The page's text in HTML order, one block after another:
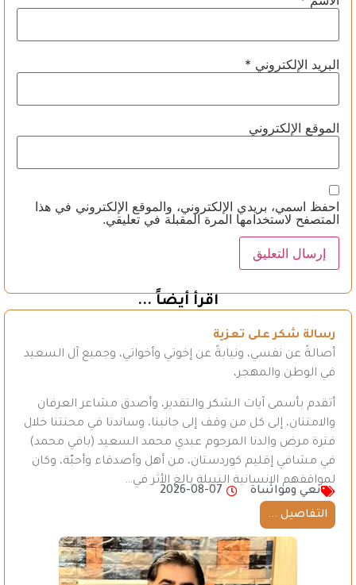
البريد الإلكتروني *
الموقع الإلكتروني
احفظ اسمي، بريدي الإلكتروني، والموقع الإلكتروني في هذا
المتصفح لاستخدامها المرة المقبلة في تعليقي.
اقرأ أيضاً ...
رسالة شكر على تعزية
أصالةً عن نفسي، ونيابةً عن إخوتي وأخواتي، وجميع آل السعيد
في الوطن والمهجر،
أتقدم بأسمى آيات الشكر والتقدير، وأصدق مشاعر العرفان
والامتنان، إلى كل من وقف إلى جانبنا، وساندنا في محنتنا خلال
فترة مرض والدنا المرحوم عبدي محمد السعيد (بافي محمد)
في مشافي إقليم كوردستان، من أهل وأصدقاء وأحبّة، وكان
لمواقفهم الإنسانية النبيلة بالغ الأثر في…
نعي ومواساة
2026-08-07
التفاصيل ...